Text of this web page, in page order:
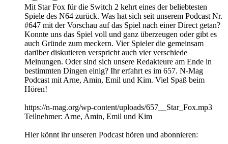
Mit Star Fox für die Switch 2 kehrt eines der beliebtesten
Spiele des N64 zurück. Was hat sich seit unserem Podcast Nr.
#647 mit der Vorschau auf das Spiel nach einer Direct getan?
Konnte uns das Spiel voll und ganz überzeugen oder gibt es
auch Gründe zum meckern. Vier Spieler die gemeinsam
darüber diskutieren verspricht auch vier verschiede
Meinungen. Oder sind sich unsere Redakteure am Ende in
bestimmten Dingen einig? Ihr erfahrt es im 657. N-Mag
Podcast mit Arne, Amin, Emil und Kim. Viel Spaß beim
Hören!
https://n-mag.org/wp-content/uploads/657__Star_Fox.mp3
Teilnehmer: Arne, Amin, Emil und Kim
Hier könnt ihr unseren Podcast hören und abonnieren: